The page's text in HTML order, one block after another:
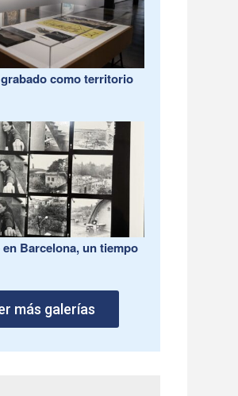
como territorio
en Barcelona, un tiempo
más galerías